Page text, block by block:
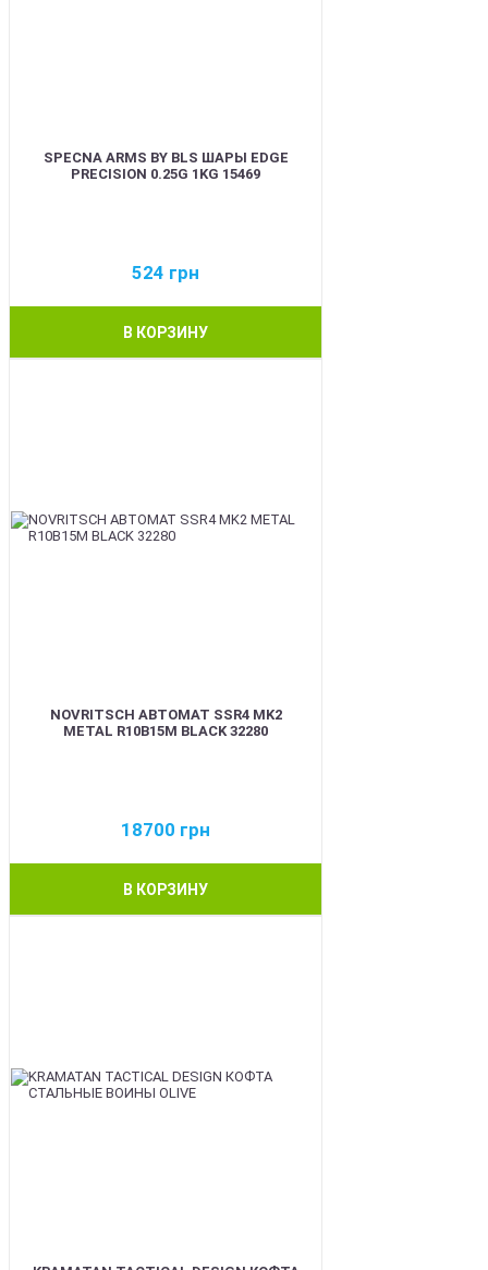
SPECNA ARMS BY BLS ШАРЫ EDGE
PRECISION 0.25G 1KG 15469
524 грн
В КОРЗИНУ
NOVRITSCH АВТОМАТ SSR4 MK2
METAL R10B15M BLACK 32280
18700 грн
В КОРЗИНУ